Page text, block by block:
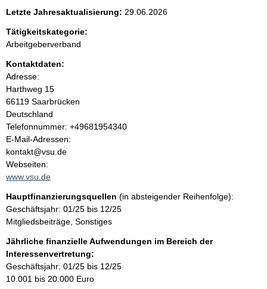
n
i
n
h
a
l
t
Letzte Jahresaktualisierung: 29.06.2026
Tätigkeitskategorie:
Arbeitgeberverband
Kontaktdaten:
Adresse:
Harthweg 15
66119 Saarbrücken
Deutschland
K
o
n
t
a
t
i
n
f
o
r
m
Telefonnummer: +49681954340
E-Mail-Adressen:
kontakt@vsu.de
Webseiten:
www.vsu.de
Hauptfinanzierungsquellen (in absteigender Reihenfolge):
Geschäftsjahr: 01/25 bis 12/25
Mitgliedsbeiträge, Sonstiges
Jährliche finanzielle Aufwendungen im Bereich der
Interessenvertretung:
Geschäftsjahr: 01/25 bis 12/25
10.001 bis 20.000 Euro